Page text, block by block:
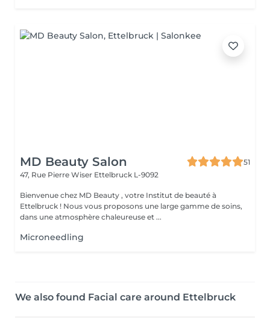
MD Beauty Salon
51
47, Rue Pierre Wiser Ettelbruck L-9092
Bienvenue chez MD Beauty , votre Institut de beauté à
Ettelbruck ! Nous vous proposons une large gamme de soins,
dans une atmosphère chaleureuse et ...
Microneedling
We also found Facial care around Ettelbruck